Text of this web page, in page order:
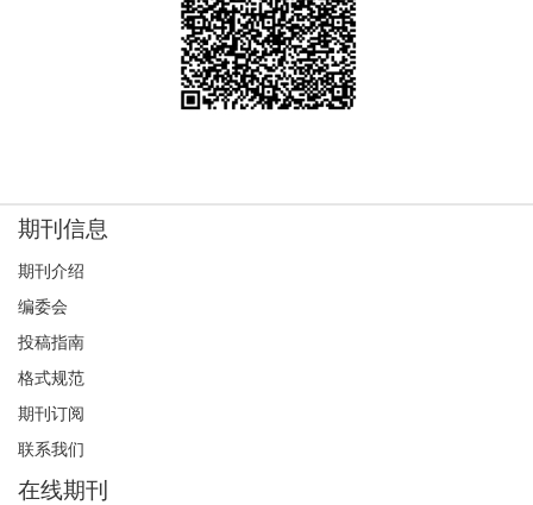
【本期话题】“健康传播与健康信息”征稿公告（截稿时间
2014年10月1日）
2014-01-23
2014-01-21
【重要通知】关闭旧系统及相关稿件处理方法的说明
【本期话题】“中国记者的职业化与专业化”征稿公告（截
稿时间2014年6月1日）
2013-11-05
期刊信息
期刊介绍
编委会
投稿指南
格式规范
期刊订阅
联系我们
在线期刊